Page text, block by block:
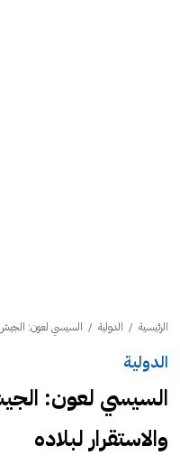
الرئيسية / الدولية / السيسي لعون: الجيش
الدولية
السيسي لعون:
والاستقرار لبلاده